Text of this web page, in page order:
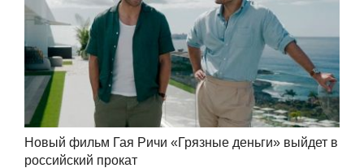
Новый фильм Гая Ричи «Грязные деньги» выйдет в
российский прокат